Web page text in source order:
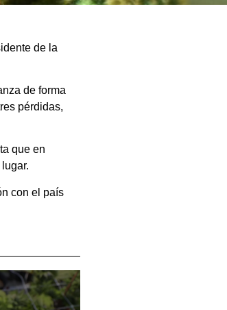
de la
de forma
pérdidas,
que en
con el país